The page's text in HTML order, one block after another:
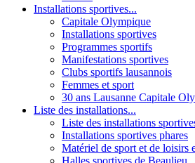
Installations sportives...
Capitale Olympique
Installations sportives
Programmes sportifs
Manifestations sportives
Clubs sportifs lausannois
Femmes et sport
30 ans Lausanne Capitale
Liste des installations...
Liste des installations
Installations sportives phares
Matériel de sport et de loisirs
Halles sportives de Beaulieu